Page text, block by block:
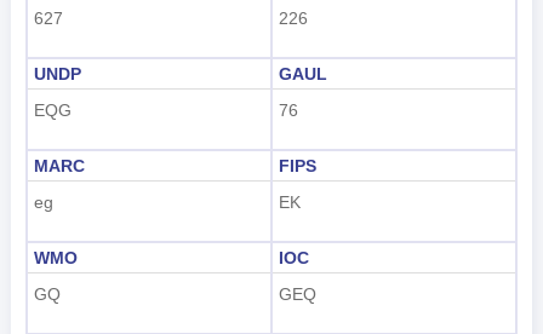
627
226
UNDP
EQG
GAUL
76
MARC
eg
FIPS
EK
WMO
GQ
IOC
GEQ